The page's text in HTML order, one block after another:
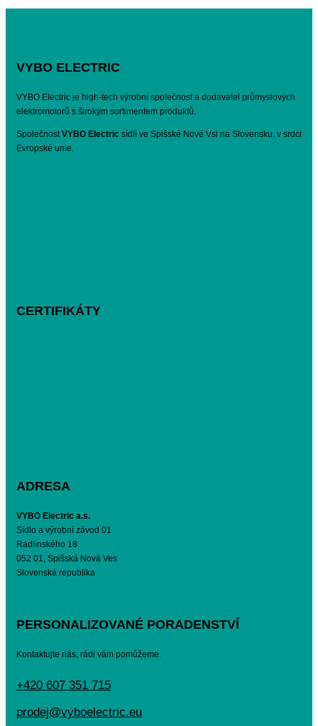
VYBO ELECTRIC
VYBO Electric je high-tech výrobní společnost a dodavatel průmyslových
elektromotorů s širokým sortimentem produktů.
Společnost VYBO Electric sídlí ve Spišské Nové Vsi na Slovensku, v srdci
Evropské unie.
CERTIFIKÁTY
ADRESA
VYBO Electric a.s.
Sídlo a výrobní závod 01
Radlinského 18
052 01, Spišská Nová Ves
Slovenská republika
PERSONALIZOVANÉ PORADENSTVÍ
Kontaktujte nás, rádi vám pomůžeme.
+420 607 351 715
prodej@vyboelectric.eu